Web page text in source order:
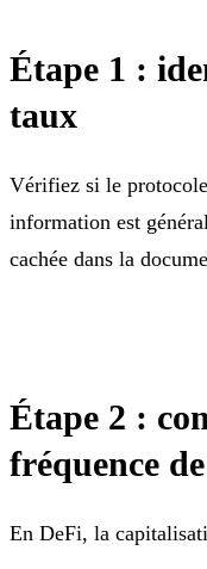
Étape 1 :
taux
Vérifiez si le
information est
cachée dans la
Étape 2 :
fréquence
En DeFi, la